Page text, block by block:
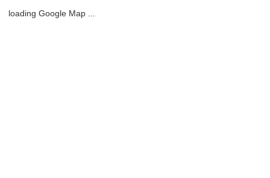
loading Google Map ...